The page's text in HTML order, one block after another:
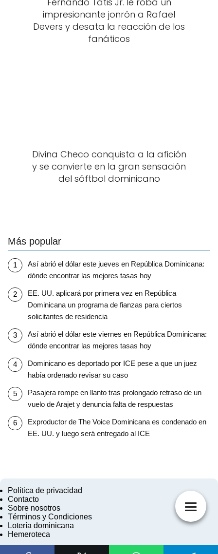
impresionante jonrón a Rafael
Devers y desata la reacción de los
fanáticos
Divina Checo conquista a la afición
y se convierte en la gran sensación
del sóftbol dominicano
Más popular
Así abrió el dólar este jueves en República Dominicana:
dónde encontrar las mejores tasas hoy
EE. UU. aplicará por primera vez en República
Dominicana un programa de fianzas para ciertos
solicitantes de residencia
Así abrió el dólar este viernes en República Dominicana:
dónde encontrar las mejores tasas hoy
Dominicano es deportado por ICE pese a que un juez
había ordenado revisar su caso
Pasajera rompe en llanto tras prolongado retraso de un
vuelo de Arajet y denuncia falta de respuestas
Exproductor de The Voice Dominicana es condenado en
EE. UU. y luego será entregado al ICE
Política de privacidad
Contacto
Sobre nosotros
Términos y Condiciones
Lotería dominicana
Hemeroteca